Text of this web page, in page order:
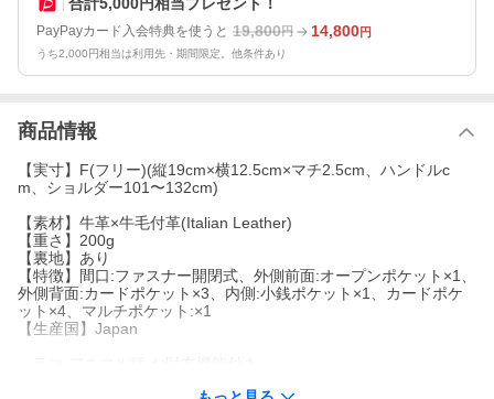
PayPayカード入会特典を使うと 19,800円 14,800円
うち2,000円相当は利用先・期間限定。他条件あり
商品情報
【実寸】F(フリー)(縦19cm×横12.5cm×マチ2.5cm、ハンドルc
m、ショルダー101〜132cm)
【素材】牛革×牛毛付革(Italian Leather)
【重さ】200g
【裏地】あり
【特徴】間口:ファスナー開閉式、外側前面:オープンポケット×1、
外側背面:カードポケット×3、内側:小銭ポケット×1、カードポケ
ット×4、マルチポケット:×1
【生産国】Japan
色々な場面でお使い頂けるVIOLAd'ORO(ヴィオラドーロ)の人気